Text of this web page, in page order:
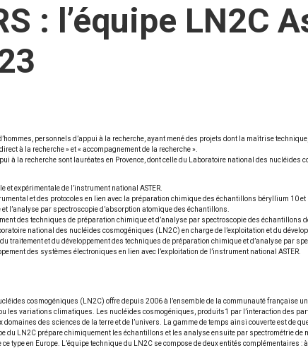
: l’équipe LN2C
personnels d’appui à la recherche, ayant mené des projets dont la maîtrise
à la recherche » et « accompagnement de la recherche ».
à la recherche sont lauréates en Provence, dont celle du Laboratoire national des
et expérimentale de l’instrument national ASTER.
et des protocoles en lien avec la préparation chimique des échantillons béryllium 10 et
l’analyse par spectroscopie d’absorption atomique des échantillons.
des techniques de préparation chimique et d’analyse par spectroscopie des échantillons
national des nucléides cosmogéniques (LN2C) en charge de l’exploitation et du
traitement et du développement des techniques de préparation chimique et d’analyse par
des systèmes électroniques en lien avec l’exploitation de l’instrument national ASTER.
cosmogéniques (LN2C) offre depuis 2006 à l’ensemble de la communauté
les variations climatiques. Les nucléides cosmogéniques, produits1 par l’interaction des
des sciences de la terre et de l’univers. La gamme de temps ainsi couverte est de
du LN2C prépare chimiquement les échantillons et les analyse ensuite par spectrométrie
type en Europe. L’équipe technique du LN2C se compose de deux entités